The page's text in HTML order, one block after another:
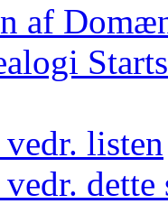
af
listen
dette